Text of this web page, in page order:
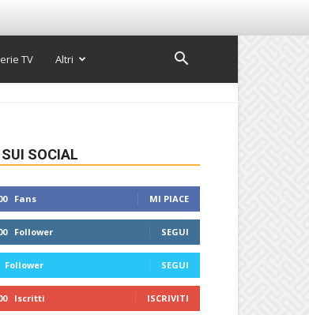
TV Altri
SOCIAL
Fans MI PIACE
Follower SEGUI
Follower SEGUI
Iscritti ISCRIVITI